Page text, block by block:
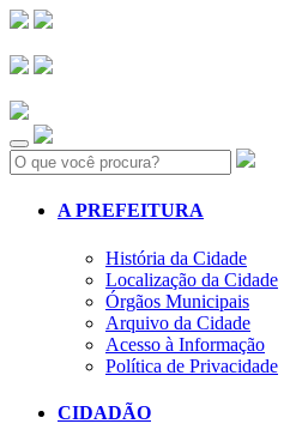
Search:
A PREFEITURA
História da Cidade
Localização da Cidade
Órgãos Municipais
Arquivo da Cidade
Acesso à Informação
Política de Privacidade
CIDADÃO